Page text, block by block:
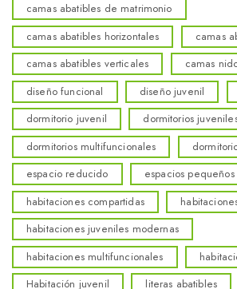
camas abatibles de matrimonio
camas abatibles horizontales
camas
camas abatibles verticales
camas
diseño funcional
diseño juvenil
dormitorio juvenil
dormitorios
dormitorios multifuncionales
espacio reducido
espacios pequeños
habitaciones compartidas
habitaciones juveniles modernas
habitaciones multifuncionales
Habitación juvenil
literas abatibles